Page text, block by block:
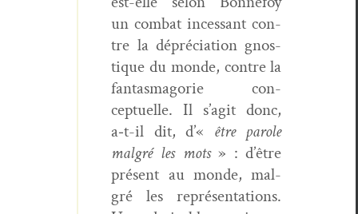
un com­bat inces­sant con­
tre la dépré­ci­a­tion gnos­
tique du monde, con­tre la
fan­tas­magorie con­
ceptuelle. Il s’agit donc,
a‑t-il dit, d’« être parole
mal­gré les mots» : d’être
présent au monde, mal­
gré les représen­ta­tions.